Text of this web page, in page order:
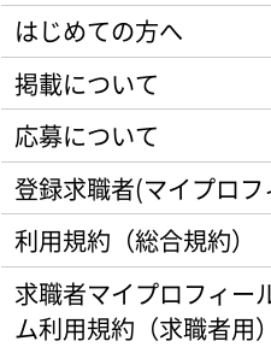
はじめての方へ
掲載について
応募について
登録求職者(マイプロフ
利用規約（総合規約）
求職者マイプロフィー
ム利用規約（求職者用）